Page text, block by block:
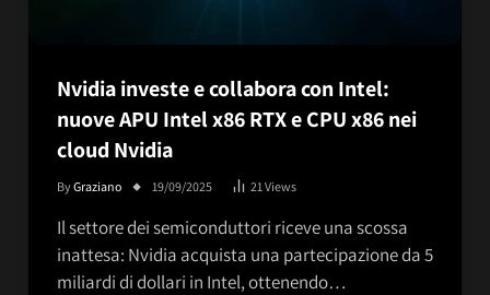
Nvidia investe e collabora con Intel:
nuove APU Intel x86 RTX e CPU x86 nei
cloud Nvidia
ByGraziano 19/09/2025 21 Views
Il settore dei semiconduttori riceve una scossa
inattesa: Nvidia acquista una partecipazione da 5
miliardi di dollari in Intel, ottenendo…